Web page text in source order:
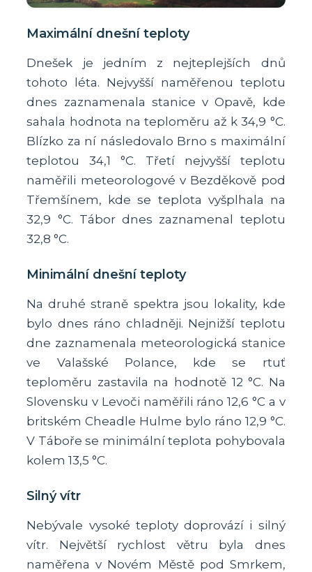
Maximální dnešní teploty
Dnešek je jedním z nejteplejších dnů
tohoto léta. Nejvyšší naměřenou teplotu
dnes zaznamenala stanice v Opavě, kde
sahala hodnota na teploměru až k 34,9 °C.
Blízko za ní následovalo Brno s maximální
teplotou 34,1 °C. Třetí nejvyšší teplotu
naměřili meteorologové v Bezděkově pod
Třemšínem, kde se teplota vyšplhala na
32,9 °C. Tábor dnes zaznamenal teplotu
32,8 °C.
Minimální dnešní teploty
Na druhé straně spektra jsou lokality, kde
bylo dnes ráno chladněji. Nejnižší teplotu
dne zaznamenala meteorologická stanice
ve Valašské Polance, kde se rtuť
teploměru zastavila na hodnotě 12 °C. Na
Slovensku v Levoči naměřili ráno 12,6 °C a v
britském Cheadle Hulme bylo ráno 12,9 °C.
V Táboře se minimální teplota pohybovala
kolem 13,5 °C.
Silný vítr
Nebývale vysoké teploty doprovází i silný
vítr. Největší rychlost větru byla dnes
naměřena v Novém Městě pod Smrkem,